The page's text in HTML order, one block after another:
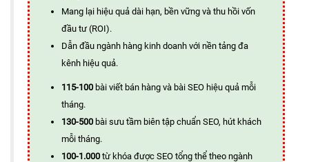
Mang lại hiệu quả dài hạn, bền vững và thu hồi vốn
đầu tư (ROI).
Dẫn đầu ngành hàng kinh doanh với nền tảng đa
kênh hiệu quả.
115-100 bài viết bán hàng và bài SEO hiệu quả mỗi
tháng.
130-500 bài sưu tầm biên tập chuẩn SEO, hút khách
mỗi tháng.
100-1.000 từ khóa được SEO tổng thể theo ngành